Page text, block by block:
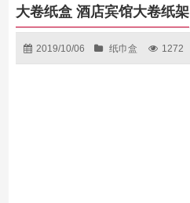
大卷纸盒 酒店宾馆大卷纸架
2019/10/06 纸巾盒 1272